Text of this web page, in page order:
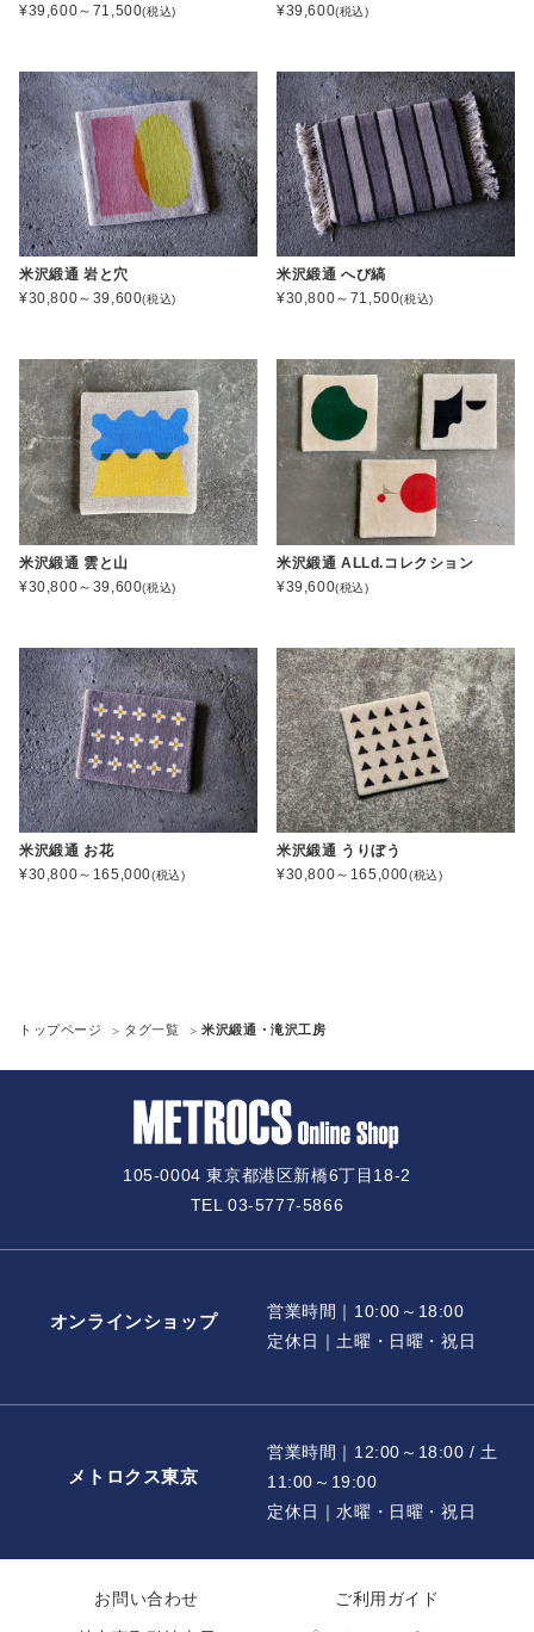
¥39,600～71,500(税込)
¥39,600(税込)
米沢緞通 岩と穴
¥30,800～39,600(税込)
米沢緞通 へび縞
¥30,800～71,500(税込)
米沢緞通 雲と山
¥30,800～39,600(税込)
米沢緞通 ALLd.コレクション
¥39,600(税込)
米沢緞通 お花
¥30,800～165,000(税込)
米沢緞通 うりぼう
¥30,800～165,000(税込)
トップページ タグ一覧 米沢緞通・滝沢工房
105-0004 東京都港区新橋6丁目18-2
TEL 03-5777-5866
オンラインショップ
営業時間｜10:00～18:00
定休日｜土曜・日曜・祝日
メトロクス東京
営業時間｜12:00～18:00 / 土
11:00～19:00
定休日｜水曜・日曜・祝日
お問い合わせ ご利用ガイド